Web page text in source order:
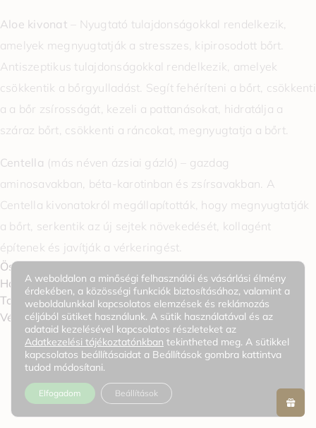
Aloe kivonat – Nyugtató tulajdonságokkal rendelkezik,
amelyek megnyugtatják a stresszes, kipirosodott bőrt.
Antiszeptikus tulajdonságokkal rendelkezik, amelyek
csökkentik a bőrgyulladást. Segít fehéríteni a bőrt, csökkenti
a a bőr zsírosságát, kezeli a pattanásokat, hidratálja a
száraz bőrt, csökkenti a ráncokat, megnyugtatja a bőrt.
Centella (más néven ázsiai gázló) – gazdag
aminosavakban, béta-karotinban és zsírsavakban. A
Centella kivonatokról megállapították, hogy megnyugtatják
a bőrt, serkentik az új sejtek növekedését, kollagént
építenek és javítják a vérkeringést.
Összetevők / Jellemzők
Használat
További információk
Vélemények0
KAPCSOLÓDÓ TERMÉKEK
A weboldalon a minőségi felhasználói és vásárlási élmény
érdekében, a közösségi funkciók biztosításához, valamint a
weboldalunkkal kapcsolatos elemzések és reklámozás
céljából sütiket használunk. A sütik használatával és az
adataid kezelésével kapcsolatos részleteket az
Adatkezelési tájékoztatónkban tekintheted meg. A sütikkel
kapcsolatos beállításaidat a Beállítások gombra kattintva
tudod módosítani.
Elfogadom Beállítások